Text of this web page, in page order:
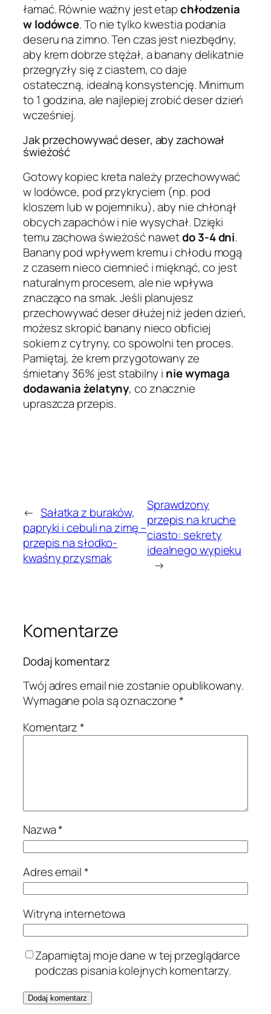
łamać. Równie ważny jest etapchłodzenia
w lodówce. To nie tylko kwestia podania
deseru na zimno. Ten czas jest niezbędny,
aby krem dobrze stężał, a banany delikatnie
przegryzły się z ciastem, co daje
ostateczną, idealną konsystencję. Minimum
to 1 godzina, ale najlepiej zrobić deser dzień
wcześniej.
Jak przechowywać deser, aby zachował
świeżość
Gotowy kopiec kreta należy przechowywać
w lodówce, pod przykryciem (np. pod
kloszem lub w pojemniku), aby nie chłonął
obcych zapachów i nie wysychał. Dzięki
temu zachowa świeżość nawetdo 3-4 dni.
Banany pod wpływem kremu i chłodu mogą
z czasem nieco ciemnieć i mięknąć, co jest
naturalnym procesem, ale nie wpływa
znacząco na smak. Jeśli planujesz
przechowywać deser dłużej niż jeden dzień,
możesz skropić banany nieco obficiej
sokiem z cytryny, co spowolni ten proces.
Pamiętaj, że krem przygotowany ze
śmietany 36% jest stabilny i nie wymaga
dodawania żelatyny, co znacznie
upraszcza przepis.
← Sałatka z buraków,
papryki i cebuli na zimę –
przepis na słodko-
kwaśny przysmak
Sprawdzony
przepis na kruche
ciasto: sekrety
idealnego wypieku
→
Komentarze
Dodaj komentarz
Twój adres email nie zostanie opublikowany.
Wymagane pola są oznaczone*
Komentarz*
Nazwa*
Adres email*
Witryna internetowa
Zapamiętaj moje dane w tej przeglądarce
podczas pisania kolejnych komentarzy.